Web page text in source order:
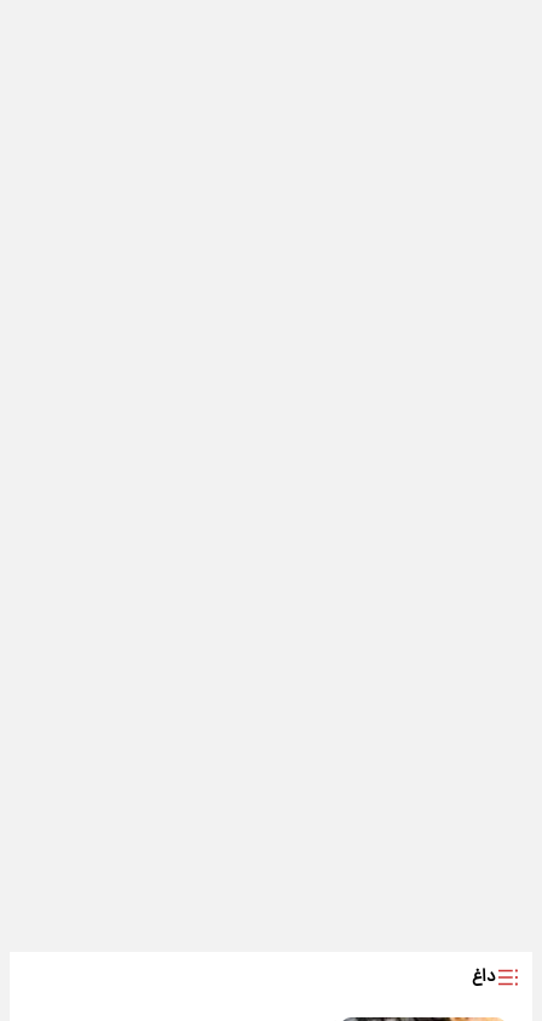
داغ